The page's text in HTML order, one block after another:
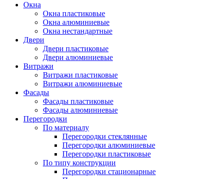
Окна
Окна пластиковые
Окна алюминиевые
Окна нестандартные
Двери
Двери пластиковые
Двери алюминиевые
Витражи
Витражи пластиковые
Витражи алюминиевые
Фасады
Фасады пластиковые
Фасады алюминиевые
Перегородки
По материалу
Перегородки стеклянные
Перегородки алюминиевые
Перегородки пластиковые
По типу конструкции
Перегородки стационарные